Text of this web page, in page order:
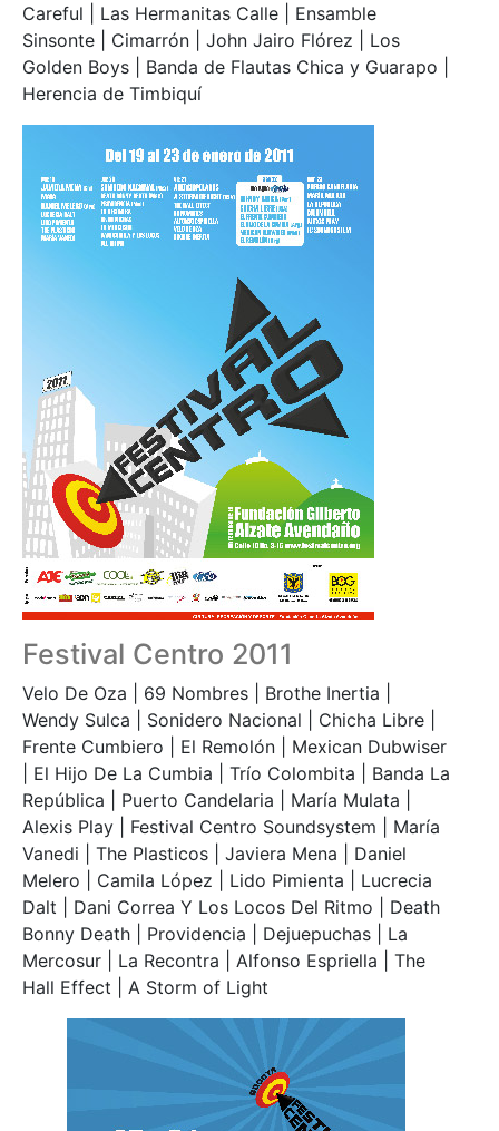
Careful | Las Hermanitas Calle | Ensamble
Sinsonte | Cimarrón | John Jairo Flórez | Los
Golden Boys | Banda de Flautas Chica y Guarapo |
Herencia de Timbiquí
Festival Centro 2011
Velo De Oza | 69 Nombres | Brothe Inertia |
Wendy Sulca | Sonidero Nacional | Chicha Libre |
Frente Cumbiero | El Remolón | Mexican Dubwiser
| El Hijo De La Cumbia | Trío Colombita | Banda La
República | Puerto Candelaria | María Mulata |
Alexis Play | Festival Centro Soundsystem | María
Vanedi | The Plasticos | Javiera Mena | Daniel
Melero | Camila López | Lido Pimienta | Lucrecia
Dalt | Dani Correa Y Los Locos Del Ritmo | Death
Bonny Death | Providencia | Dejuepuchas | La
Mercosur | La Recontra | Alfonso Espriella | The
Hall Effect | A Storm of Light